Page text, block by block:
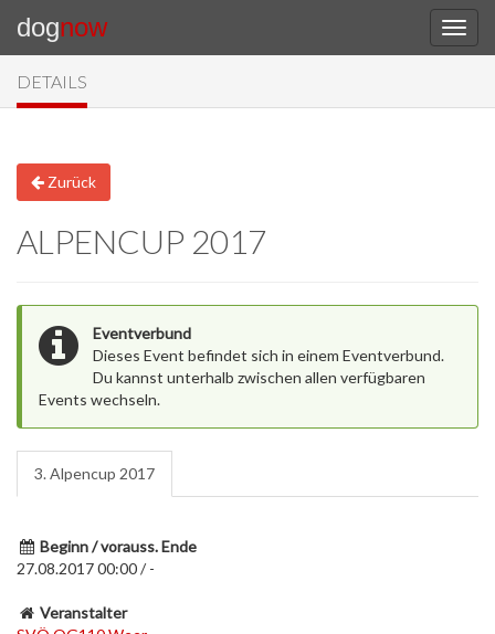
dognow
DETAILS
Zurück
ALPENCUP 2017
Eventverbund
Dieses Event befindet sich in einem Eventverbund.
Du kannst unterhalb zwischen allen verfügbaren
Events wechseln.
3. Alpencup 2017
Beginn / vorauss. Ende
27.08.2017 00:00 / -
Veranstalter